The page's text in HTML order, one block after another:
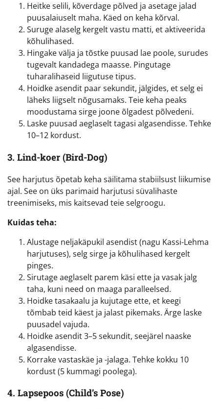
Heitke selili, kõverdage põlved ja asetage jalad
puusalaiuselt maha. Käed on keha kõrval.
Suruge alaselg kergelt vastu matti, et aktiveerida
kõhulihased.
Hingake välja ja tõstke puusad lae poole, surudes
tugevalt kandadega maasse. Pingutage
tuharalihaseid liigutuse tipus.
Hoidke asendit paar sekundit, jälgides, et selg ei
läheks liigselt nõgusamaks. Teie keha peaks
moodustama sirge joone õlgadest põlvedeni.
Laske puusad aeglaselt tagasi algasendisse. Tehke
10–12 kordust.
3. Lind-koer (Bird-Dog)
See harjutus õpetab keha säilitama stabiilsust liikumise
ajal. See on üks parimaid harjutusi süvalihaste
treenimiseks, mis kaitsevad teie selgroogu.
Kuidas teha:
Alustage neljakäpukil asendist (nagu Kassi-Lehma
harjutuses), selg sirge ja kõhulihased kergelt
pinges.
Sirutage aeglaselt parem käsi ette ja vasak jalg
taha, kuni need on maaga paralleelsed.
Hoidke tasakaalu ja kujutage ette, et keegi
tõmbab teid käest ja jalast pikemaks. Ärge laske
puusadel vajuda.
Hoidke asendit 3–5 sekundit, seejärel naaske
algasendisse.
Korrake vastaskäe ja -jalaga. Tehke kokku 10
kordust (5 kummagi poolega).
4. Lapsepoos (Child’s Pose)